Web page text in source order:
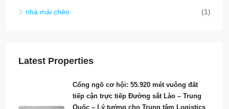
nhà mái chèo
(1)
Latest Properties
Cổng ngõ cơ hội: 55.920 mét vuông đất
tiếp cận trực tiếp Đường sắt Lào – Trung
Quốc – Lý tưởng cho Trung tâm Logistics